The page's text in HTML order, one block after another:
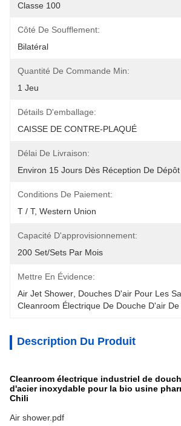
Classe 100
Côté De Soufflement:
Bilatéral
Quantité De Commande Min:
1 Jeu
Détails D'emballage:
CAISSE DE CONTRE-PLAQUÉ
Délai De Livraison:
Environ 15 Jours Dès Réception De Dépôt
Conditions De Paiement:
T / T, Western Union
Capacité D'approvisionnement:
200 Set/Sets Par Mois
Mettre En Évidence:
Air Jet Shower Douches D'air Pour Les
Cleanroom Électrique De Douche D'air
Description Du Produit
Cleanroom électrique industriel de
d'acier inoxydable pour la bio usine
Chili
Air shower.pdf